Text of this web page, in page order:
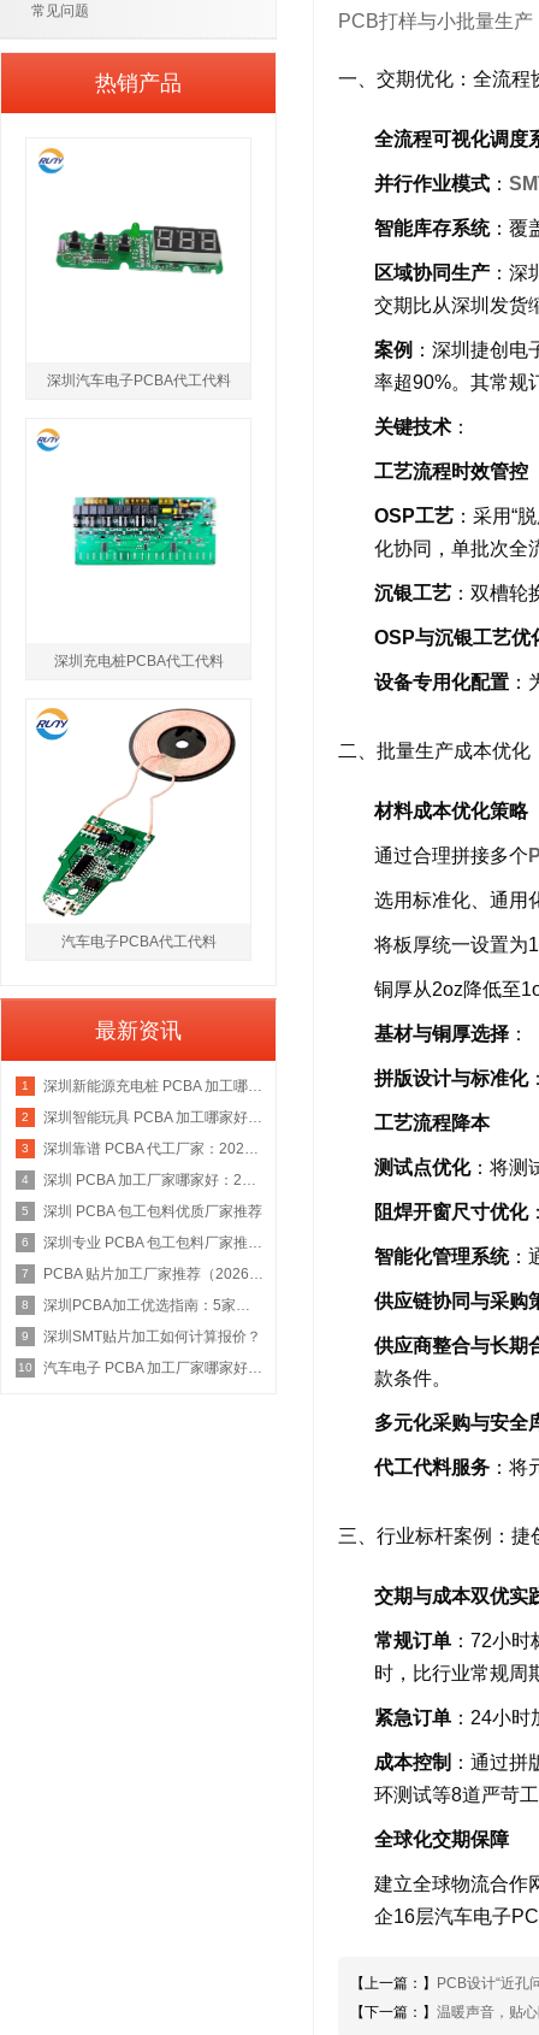
PCB打样与小批量生产
一、交期优化：全流程
全流程可视化调度
并行作业模式 ：
智能库存系统：覆
区域协同生产 ：
交期比从深圳发货
案例 ：深圳捷创
率超90%。其常规
关键技术 ：
工艺流程时效管控
OSP工艺 ：采用“
化协同，单批次全
沉银工艺 ：双槽
OSP与沉银工艺优
设备专用化配置
二、批量生产成本优化
材料成本优化策略
通过合理拼接多个
选用标准化、通用
将板厚统一设置为
铜厚从2oz降低至
基材与铜厚选择 ：
拼版设计与标准化
工艺流程降本
测试点优化：将测
阻焊开窗尺寸优化
智能化管理系统：
供应链协同与采购
供应商整合与长期
款条件。
多元化采购与安全
代工代料服务 ：
三、行业标杆案例：捷
交期与成本双优实
常规订单 ：72小
时，比行业常规周
紧急订单 ：24小
成本控制 ：通过
环测试等8道严苛
全球化交期保障
建立全球物流合作
企16层汽车电子
【上一篇：】
PCB设计“近孔
【下一篇：】 温暖声音，贴
常见问题
热销产品
深圳汽车电子PCBA代工代料
深圳充电桩PCBA代工代料
汽车电子PCBA代工代料
最新资讯
1 深圳新能源充电桩 PCBA 加工哪家好：2026 权威选型指南
2 深圳智能玩具 PCBA 加工哪家好：2026 权威选型指南
3 深圳靠谱 PCBA 代工厂家：2026 年权威选型指南
4 深圳 PCBA 加工厂家哪家好：2026 权威选型指南
5 深圳 PCBA 包工包料优质厂家推荐
6 深圳专业 PCBA 包工包料厂家推荐：2026 年权威选型指南
7 PCBA 贴片加工厂家推荐（2026 权威指南）
8 深圳PCBA加工优选指南：5家具备IATF 16949资质的源头工厂深度盘点
9 深圳SMT贴片加工如何计算报价？
10 汽车电子 PCBA 加工厂家哪家好：2026 车规级权威选型指南